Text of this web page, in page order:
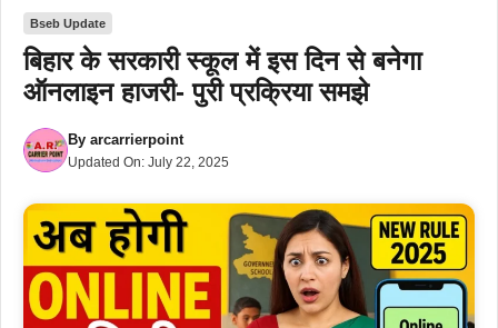
Bseb Update
बिहार के सरकारी स्कूल में इस दिन से बनेगा
ऑनलाइन हाजरी- पुरी प्रक्रिया समझे
By arcarrierpoint
Updated On: July 22, 2025